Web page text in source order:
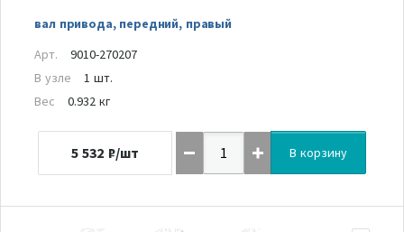
вал привода, передний, правый
Арт.
9010-270207
В узле
1 шт.
Вес
0.932 кг
5 532 ₽/шт В корзину